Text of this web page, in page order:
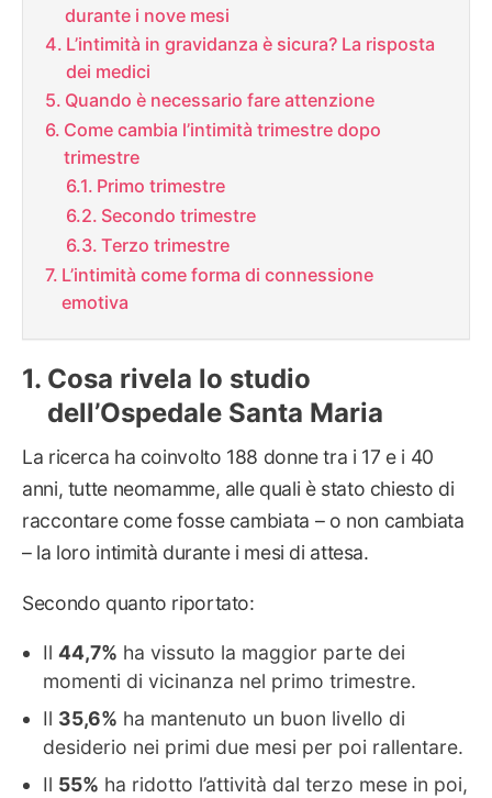
durante i nove mesi
L’intimità in gravidanza è sicura? La risposta
dei medici
Quando è necessario fare attenzione
Come cambia l’intimità trimestre dopo
trimestre
Primo trimestre
Secondo trimestre
Terzo trimestre
L’intimità come forma di connessione
emotiva
Cosa rivela lo studio
dell’Ospedale Santa Maria
La ricerca ha coinvolto 188 donne tra i 17 e i 40
anni, tutte neomamme, alle quali è stato chiesto di
raccontare come fosse cambiata – o non cambiata
– la loro intimità durante i mesi di attesa.
Secondo quanto riportato:
Il44,7% ha vissuto la maggior parte dei
momenti di vicinanza nel primo trimestre.
Il 35,6% ha mantenuto un buon livello di
desiderio nei primi due mesi per poi rallentare.
Il 55% ha ridotto l’attività dal terzo mese in poi,